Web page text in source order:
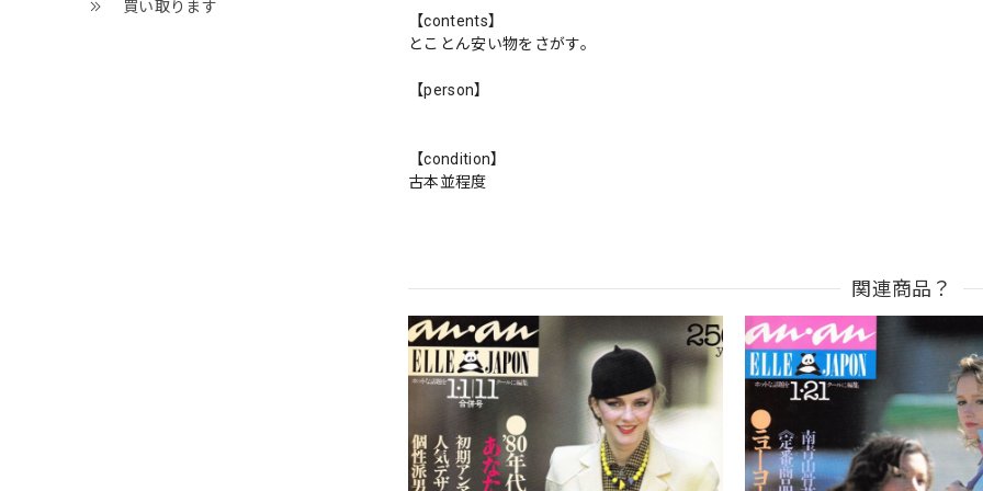
買い取ります
【contents】
とことん安い物をさがす。
【person】
【condition】
古本並程度
関連商品？